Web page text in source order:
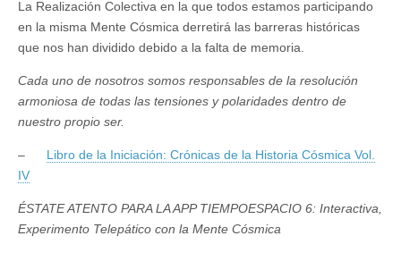
La Realización Colectiva en la que todos estamos participando
en la misma Mente Cósmica derretirá las barreras históricas
que nos han dividido debido a la falta de memoria.
Cada uno de nosotros somos responsables de la resolución
armoniosa de todas las tensiones y polaridades dentro de
nuestro propio ser.
–
Libro de la Iniciación: Crónicas de la Historia Cósmica Vol.
IV
ÉSTATE ATENTO PARA LA APP TIEMPOESPACIO 6: Interactiva,
Experimento Telepático con la Mente Cósmica